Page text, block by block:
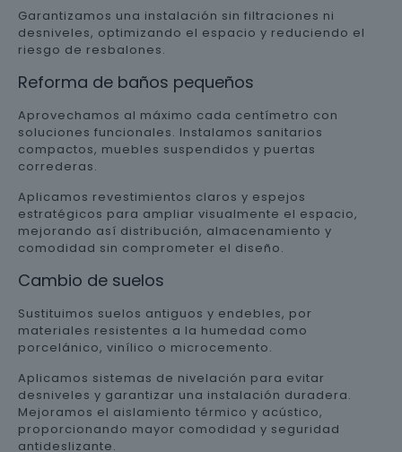
Garantizamos una instalación sin filtraciones ni
desniveles, optimizando el espacio y reduciendo el
riesgo de resbalones.
Reforma de baños pequeños
Aprovechamos al máximo cada centímetro con
soluciones funcionales. Instalamos sanitarios
compactos, muebles suspendidos y puertas
correderas.
Aplicamos revestimientos claros y espejos
estratégicos para ampliar visualmente el espacio,
mejorando así distribución, almacenamiento y
comodidad sin comprometer el diseño.
Cambio de suelos
Sustituimos suelos antiguos y endebles, por
materiales resistentes a la humedad como
porcelánico, vinílico o microcemento.
Aplicamos sistemas de nivelación para evitar
desniveles y garantizar una instalación duradera.
Mejoramos el aislamiento térmico y acústico,
proporcionando mayor comodidad y seguridad
antideslizante.